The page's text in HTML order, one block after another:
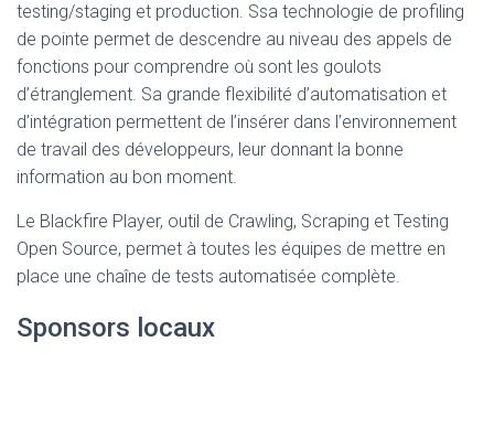
testing/staging et production. Ssa technologie de profiling
de pointe permet de descendre au niveau des appels de
fonctions pour comprendre où sont les goulots
d’étranglement. Sa grande flexibilité d’automatisation et
d’intégration permettent de l’insérer dans l’environnement
de travail des développeurs, leur donnant la bonne
information au bon moment.
Le Blackfire Player, outil de Crawling, Scraping et Testing
Open Source, permet à toutes les équipes de mettre en
place une chaîne de tests automatisée complète.
Sponsors locaux